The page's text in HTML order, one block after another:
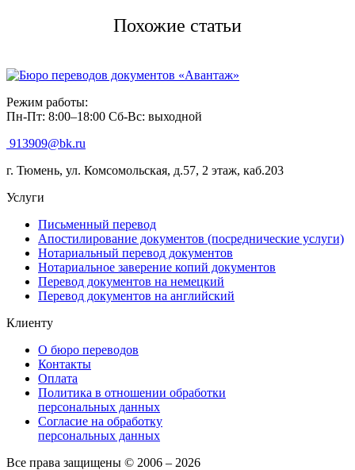
Похожие статьи
Режим работы:
Пн-Пт: 8:00–18:00 Сб-Вс: выходной
913909@bk.ru
г. Тюмень, ул. Комсомольская, д.57, 2 этаж, каб.203
Услуги
Письменный перевод
Апостилирование документов (посреднические услуги)
Нотариальный перевод документов
Нотариальное заверение копий документов
Перевод документов на немецкий
Перевод документов на английский
Клиенту
О бюро переводов
Контакты
Оплата
Политика в отношении обработки
персональных данных
Согласие на обработку
персональных данных
Все права защищены © 2006 – 2026